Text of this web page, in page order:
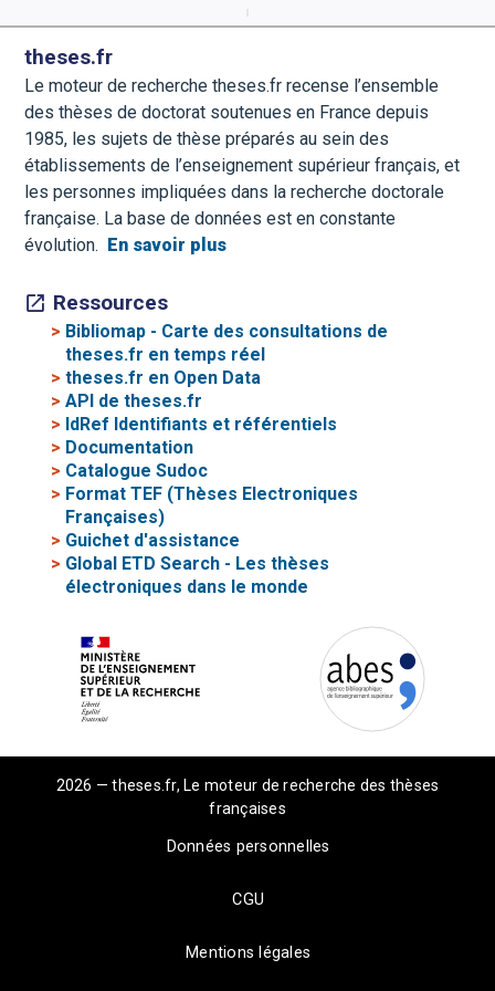
theses.fr
Le moteur de recherche theses.fr recense l’ensemble
des thèses de doctorat soutenues en France depuis
1985, les sujets de thèse préparés au sein des
établissements de l’enseignement supérieur français, et
les personnes impliquées dans la recherche doctorale
française. La base de données est en constante
évolution.
En savoir plus
Ressources
> Bibliomap - Carte des consultations de
theses.fr en temps réel
>theses.fr en Open Data
>API de theses.fr
> IdRef Identifiants et référentiels
> Documentation
> Catalogue Sudoc
> Format TEF (Thèses Electroniques
Françaises)
> Guichet d'assistance
> Global ETD Search - Les thèses
électroniques dans le monde
2026 — theses.fr, Le moteur de recherche des thèses
françaises
Données personnelles
CGU
Mentions légales